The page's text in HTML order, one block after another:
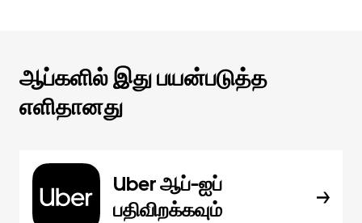
ஆப்களில் இது பயன்படுத்த
எளிதானது
Uber ஆப்-ஐப்
பதிவிறக்கவும்